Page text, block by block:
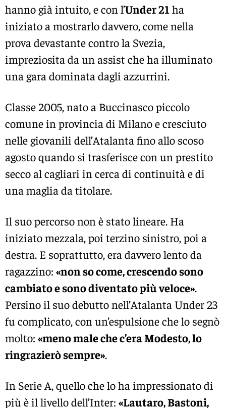
hanno già intuito, e con l’Under 21ha
iniziato a mostrarlo davvero, come nella
prova devastante contro la Svezia,
impreziosita da un assist che ha illuminato
una gara dominata dagli azzurrini.
Classe 2005, nato a Buccinasco piccolo
comune in provincia di Milano e cresciuto
nelle giovanili dell’Atalanta fino allo scoso
agosto quando si trasferisce con un prestito
secco al cagliari in cerca di continuità e di
una maglia da titolare.
Il suo percorso non è stato lineare. Ha
iniziato mezzala, poi terzino sinistro, poi a
destra. E soprattutto, era davvero lento da
ragazzino: «non so come, crescendo sono
cambiato e sono diventato più veloce».
Persino il suo debutto nell’Atalanta Under 23
fu complicato, con un’espulsione che lo segnò
molto: «meno male che c’era Modesto, lo
ringrazierò sempre».
In Serie A, quello che lo ha impressionato di
più è il livello dell’Inter: «Lautaro, Bastoni,